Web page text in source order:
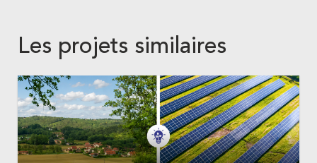
Les projets similaires